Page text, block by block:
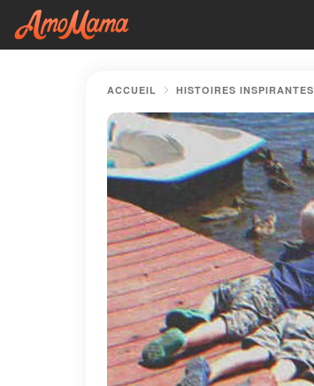
ACCUEIL HISTOIRES INSPIRANTES